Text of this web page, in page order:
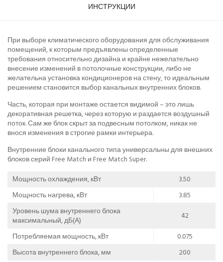
ИНСТРУКЦИИ
При выборе климатического оборудования для обслуживания
помещений, к которым предъявлены определенные
требования относительно дизайна и крайне нежелательно
внесение изменений в потолочные конструкции, либо не
желательна установка кондиционеров на стену, то идеальным
решением становится выбор канальных внутренних блоков.
Часть, которая при монтаже остается видимой – это лишь
декоративная решетка, через которую и раздается воздушный
поток. Сам же блок скрыт за подвесным потолком, никак не
внося изменения в строгие рамки интерьера.
Внутренние блоки канального типа универсальны для внешних
блоков серий Free Match и Free Match Super.
Мощность охлаждения, кВт
3.50
Мощность нагрева, кВт
3.85
Уровень шума внутреннего блока
максимальный, дБ(А)
42
Потребляемая мощность, кВт
0.075
Высота внутреннего блока, мм
200